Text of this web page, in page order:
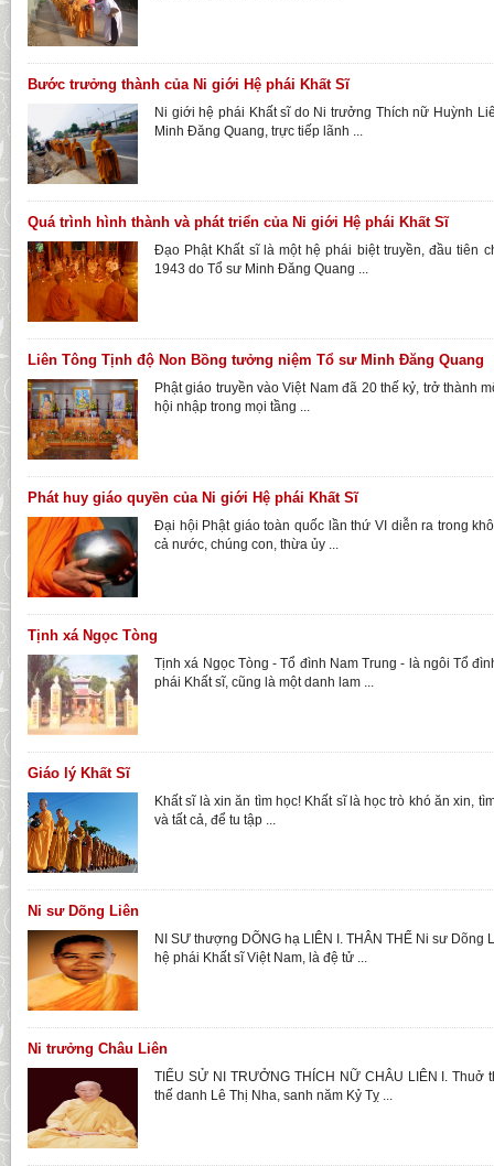
Bước trưởng thành của Ni giới Hệ phái Khất Sĩ
Ni giới hệ phái Khất sĩ do Ni trưởng Thích nữ Huỳnh
Minh Đăng Quang, trực tiếp lãnh ...
Quá trình hình thành và phát triển của Ni giới Hệ phái Khất Sĩ
Đạo Phật Khất sĩ là một hệ phái biệt truyền, đầu tiên
1943 do Tổ sư Minh Đăng Quang ...
Liên Tông Tịnh độ Non Bồng tưởng niệm Tổ sư Minh Đăng Quang
Phật giáo truyền vào Việt Nam đã 20 thế kỷ, trở thành
hội nhập trong mọi tầng ...
Phát huy giáo quyền của Ni giới Hệ phái Khất Sĩ
Đại hội Phật giáo toàn quốc lần thứ VI diễn ra trong
cả nước, chúng con, thừa ủy ...
Tịnh xá Ngọc Tòng
Tịnh xá Ngọc Tòng - Tổ đình Nam Trung - là ngôi Tổ
phái Khất sĩ, cũng là một danh lam ...
Giáo lý Khất Sĩ
Khất sĩ là xin ăn tìm học! Khất sĩ là học trò khó ăn xin,
và tất cả, để tu tập ...
Ni sư Dõng Liên
NI SƯ thượng DÕNG hạ LIÊN I. THÂN THẾ Ni sư Dõng
hệ phái Khất sĩ Việt Nam, là đệ tử ...
Ni trưởng Châu Liên
TIỂU SỬ NI TRƯỞNG THÍCH NỮ CHÂU LIÊN I.
thế danh Lê Thị Nha, sanh năm Kỷ Tỵ ...